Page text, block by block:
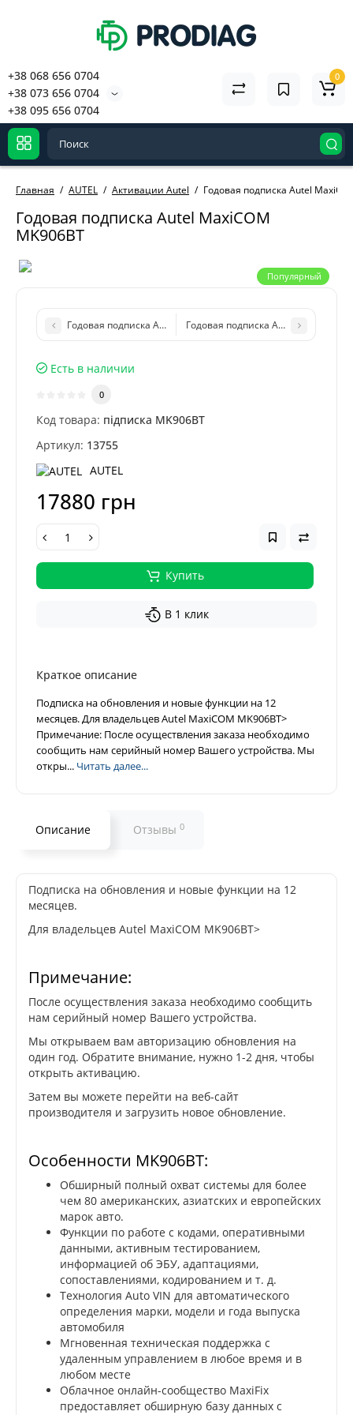
+38 068 656 0704
+38 073 656 0704
+38 095 656 0704
0
Главная AUTEL Активации Autel Годовая подписка Autel
Годовая подписка Autel MaxiCOM
MK906BT
Популярный
Годовая подписка Autel MaxiCOM MK906 Ultra Lite
Годовая подписка Autel MaxiCOM
Есть в наличии
0
Код товара: підписка MK906BT
Артикул: 13755
AUTEL
17880 грн
Купить
В 1 клик
Краткое описание
Подписка на обновления и новые функции на 12
месяцев. Для владельцев Autel MaxiCOM MK906BT>
Примечание: После осуществления заказа необходимо
сообщить нам серийный номер Вашего устройства. Мы
откры... Читать далее...
Описание Отзывы 0
Подписка на обновления и новые функции на 12
месяцев.
Для владельцев Autel MaxiCOM MK906BT>
Примечание:
После осуществления заказа необходимо сообщить
нам серийный номер Вашего устройства.
Мы открываем вам авторизацию обновления на
один год. Обратите внимание, нужно 1-2 дня, чтобы
открыть активацию.
Затем вы можете перейти на веб-сайт
производителя и загрузить новое обновление.
Особенности MK906BT:
Обширный полный охват системы для более
чем 80 американских, азиатских и европейских
марок авто.
Функции по работе с кодами, оперативными
данными, активным тестированием,
информацией об ЭБУ, адаптациями,
сопоставлениями, кодированием и т. д.
Технология Auto VIN для автоматического
определения марки, модели и года выпуска
автомобиля
Мгновенная техническая поддержка с
удаленным управлением в любое время и в
любом месте
Облачное онлайн-сообщество MaxiFix
предоставляет обширную базу данных с